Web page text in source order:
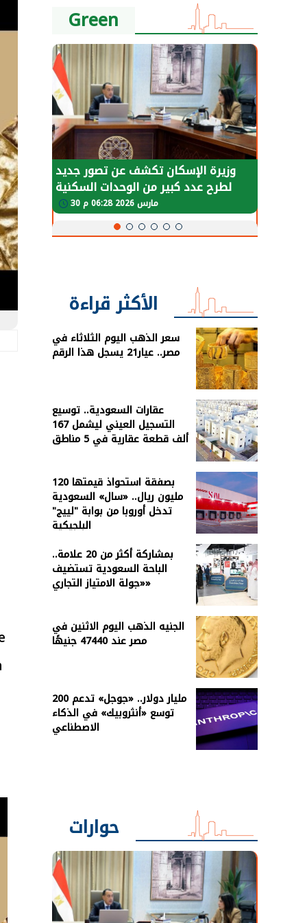
Green
وزيرة الإسكان تكشف عن تصور جديد
لطرح عدد كبير من الوحدات السكنية
بنظام الإيجار 30 مارس 2026 06:28 م
الأكثر قراءة
سعر الذهب اليوم الثلاثاء في
مصر.. عيار21 يسجل هذا الرقم
عقارات السعودية.. توسيع
التسجيل العيني ليشمل 167
ألف قطعة عقارية في 5 مناطق
بصفقة استحواذ قيمتها 120
مليون ريال.. «سال» السعودية
تدخل أوروبا من بوابة "لييج"
البلجيكية
بمشاركة أكثر من 20 علامة..
الباحة السعودية تستضيف
«جولة الامتياز التجاري»
الجنيه الذهب اليوم الاثنين في
مصر عند 47440 جنيهًا
200 مليار دولار.. «جوجل» تدعم
توسع «أنثروبيك» في الذكاء
الاصطناعي
حوارات